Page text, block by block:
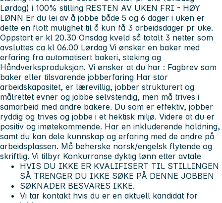
Lørdag) i 100% stilling RESTEN AV UKEN FRI - HØY
LØNN Er du lei av å jobbe både 5 og 6 dager i uken er
dette en flott mulighet til å kun få 3 arbeidsdager pr uke.
Oppstart er kl 20.30 Onsdag kveld så totalt 3 netter som
avsluttes ca kl 06.00 Lørdag Vi ønsker en baker med
erfaring fra automatisert bakeri, steking og
Håndverksproduksjon. Vi ønsker at du har : Fagbrev som
baker eller tilsvarende jobberfaring Har stor
arbeidskapasitet, er lærevillig, jobber strukturert og
målrettet evner og jobbe selvstendig, men må trives i
samarbeid med andre bakere. Du som er effektiv, jobber
ryddig og trives og jobbe i et hektisk miljø. Videre at du er
positiv og imøtekommende. Har en inkluderende holdning,
samt du kan dele kunnskap og erfaring med de andre på
arbeidsplassen. Må beherske norsk/engelsk flytende og
skriftlig. Vi tilbyr Konkurranse dyktig lønn etter avtale
HVIS DU IKKE ER KVALIFISERT TIL STILLINGEN
SÅ TRENGER DU IKKE SØKE PÅ DENNE JOBBEN
SØKNADER BESVARES IKKE.
Vi tar kontakt hvis du er en aktuell kandidat for